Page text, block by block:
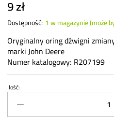
9zł
Dostępność: 1 w magazynie (może
Oryginalny oring dźwigni
marki John Deere
Numer katalogowy: R207199
Oring
shiftera
John
Ilość: